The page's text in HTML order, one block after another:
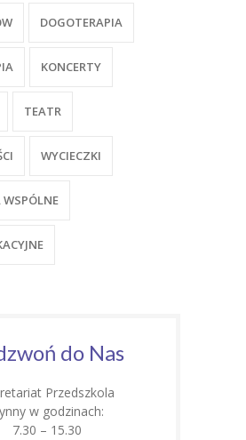
DOGOTERAPIA
KONCERTY
TEATR
WYCIECZKI
do Nas
Przedszkola
w godzinach:
7.30 – 15.30